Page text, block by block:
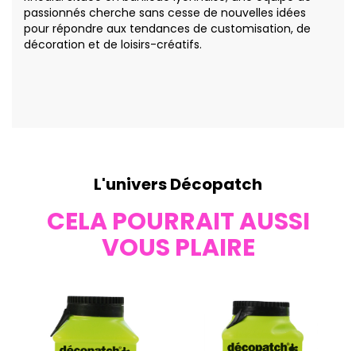
passionnés cherche sans cesse de nouvelles idées
pour répondre aux tendances de customisation, de
décoration et de loisirs-créatifs.
L'univers Décopatch
CELA POURRAIT AUSSI
VOUS PLAIRE